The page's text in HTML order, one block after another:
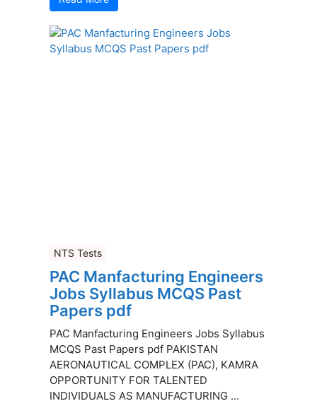
NTS Tests
PAC Manfacturing Engineers
Jobs Syllabus MCQS Past
Papers pdf
PAC Manfacturing Engineers Jobs Syllabus
MCQS Past Papers pdf PAKISTAN
AERONAUTICAL COMPLEX (PAC), KAMRA
OPPORTUNITY FOR TALENTED
INDIVIDUALS AS MANUFACTURING ...